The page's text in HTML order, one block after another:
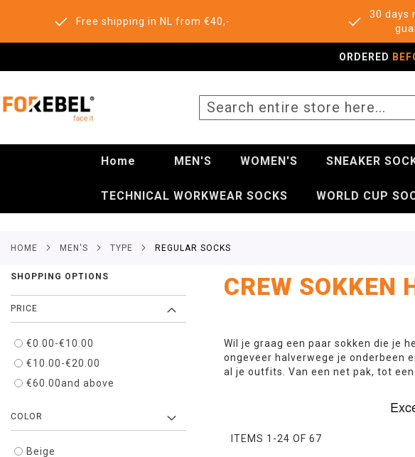
Free shipping in NL from €40,-
30 days
ORDERED
Home MEN'S WOMEN'S SNEAKER
TECHNICAL WORKWEAR SOCKS WORLD CUP
HOME MEN'S TYPE REGULAR SOCKS
CREW SOKKEN
Wil je graag een paar sokken die je
ongeveer halverwege je onderbeen
al je outfits. Van een net pak, tot
ITEMS 1 -24 OF67
SHOPPING OPTIONS
PRICE
€0.00-€10.00
€10.00-€20.00
€60.00and above
COLOR
Beige